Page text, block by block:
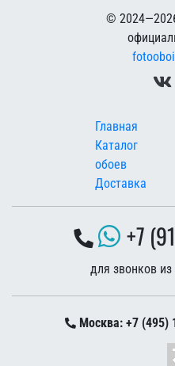
©
Меню в
Главная
Каталог
обоев
Доставка
+7
для звонков
Москва: +7 (495)